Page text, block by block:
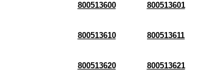
800513600 800513601
800513610 800513611
800513620 800513621